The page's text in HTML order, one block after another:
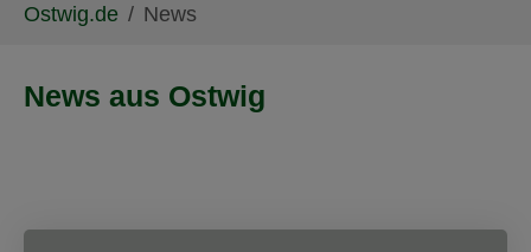
Ostwig.de News
News aus Ostwig